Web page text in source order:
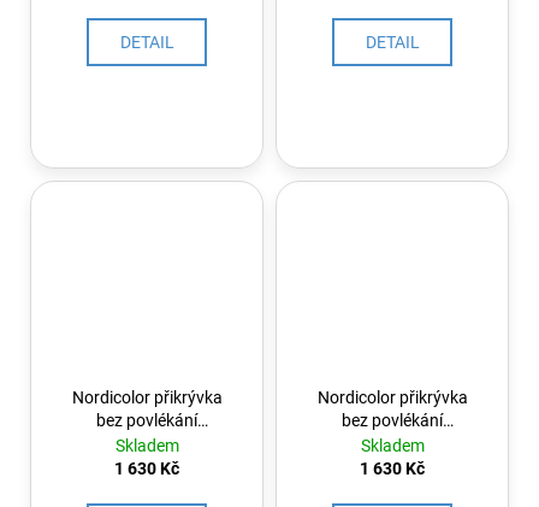
DETAIL DETAIL
Nordicolor přikrývka
bez povlékání
taupe/cuerda
Skladem
1 630 Kč
Nordicolor přikrývka
bez povlékání
verde/cuerda
Skladem
1 630 Kč